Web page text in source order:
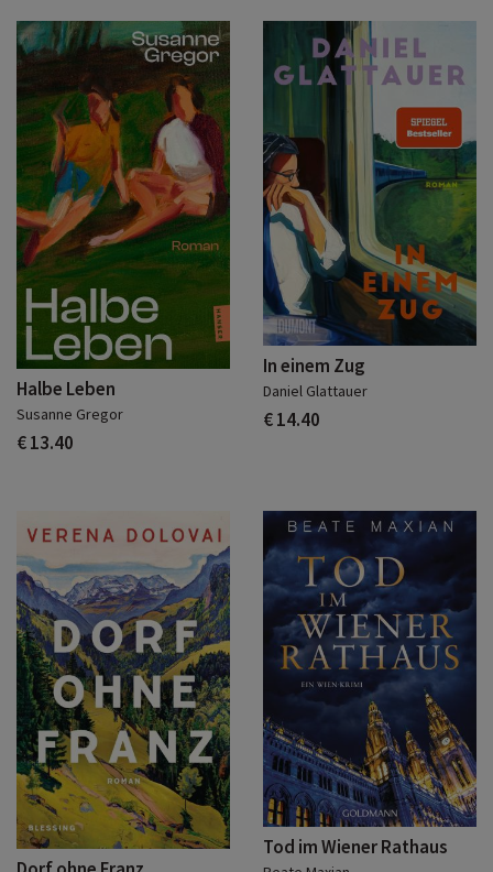
Halbe Leben
Susanne Gregor
€ 13.40
In einem Zug
Daniel Glattauer
€ 14.40
Tod im Wiener Rathaus